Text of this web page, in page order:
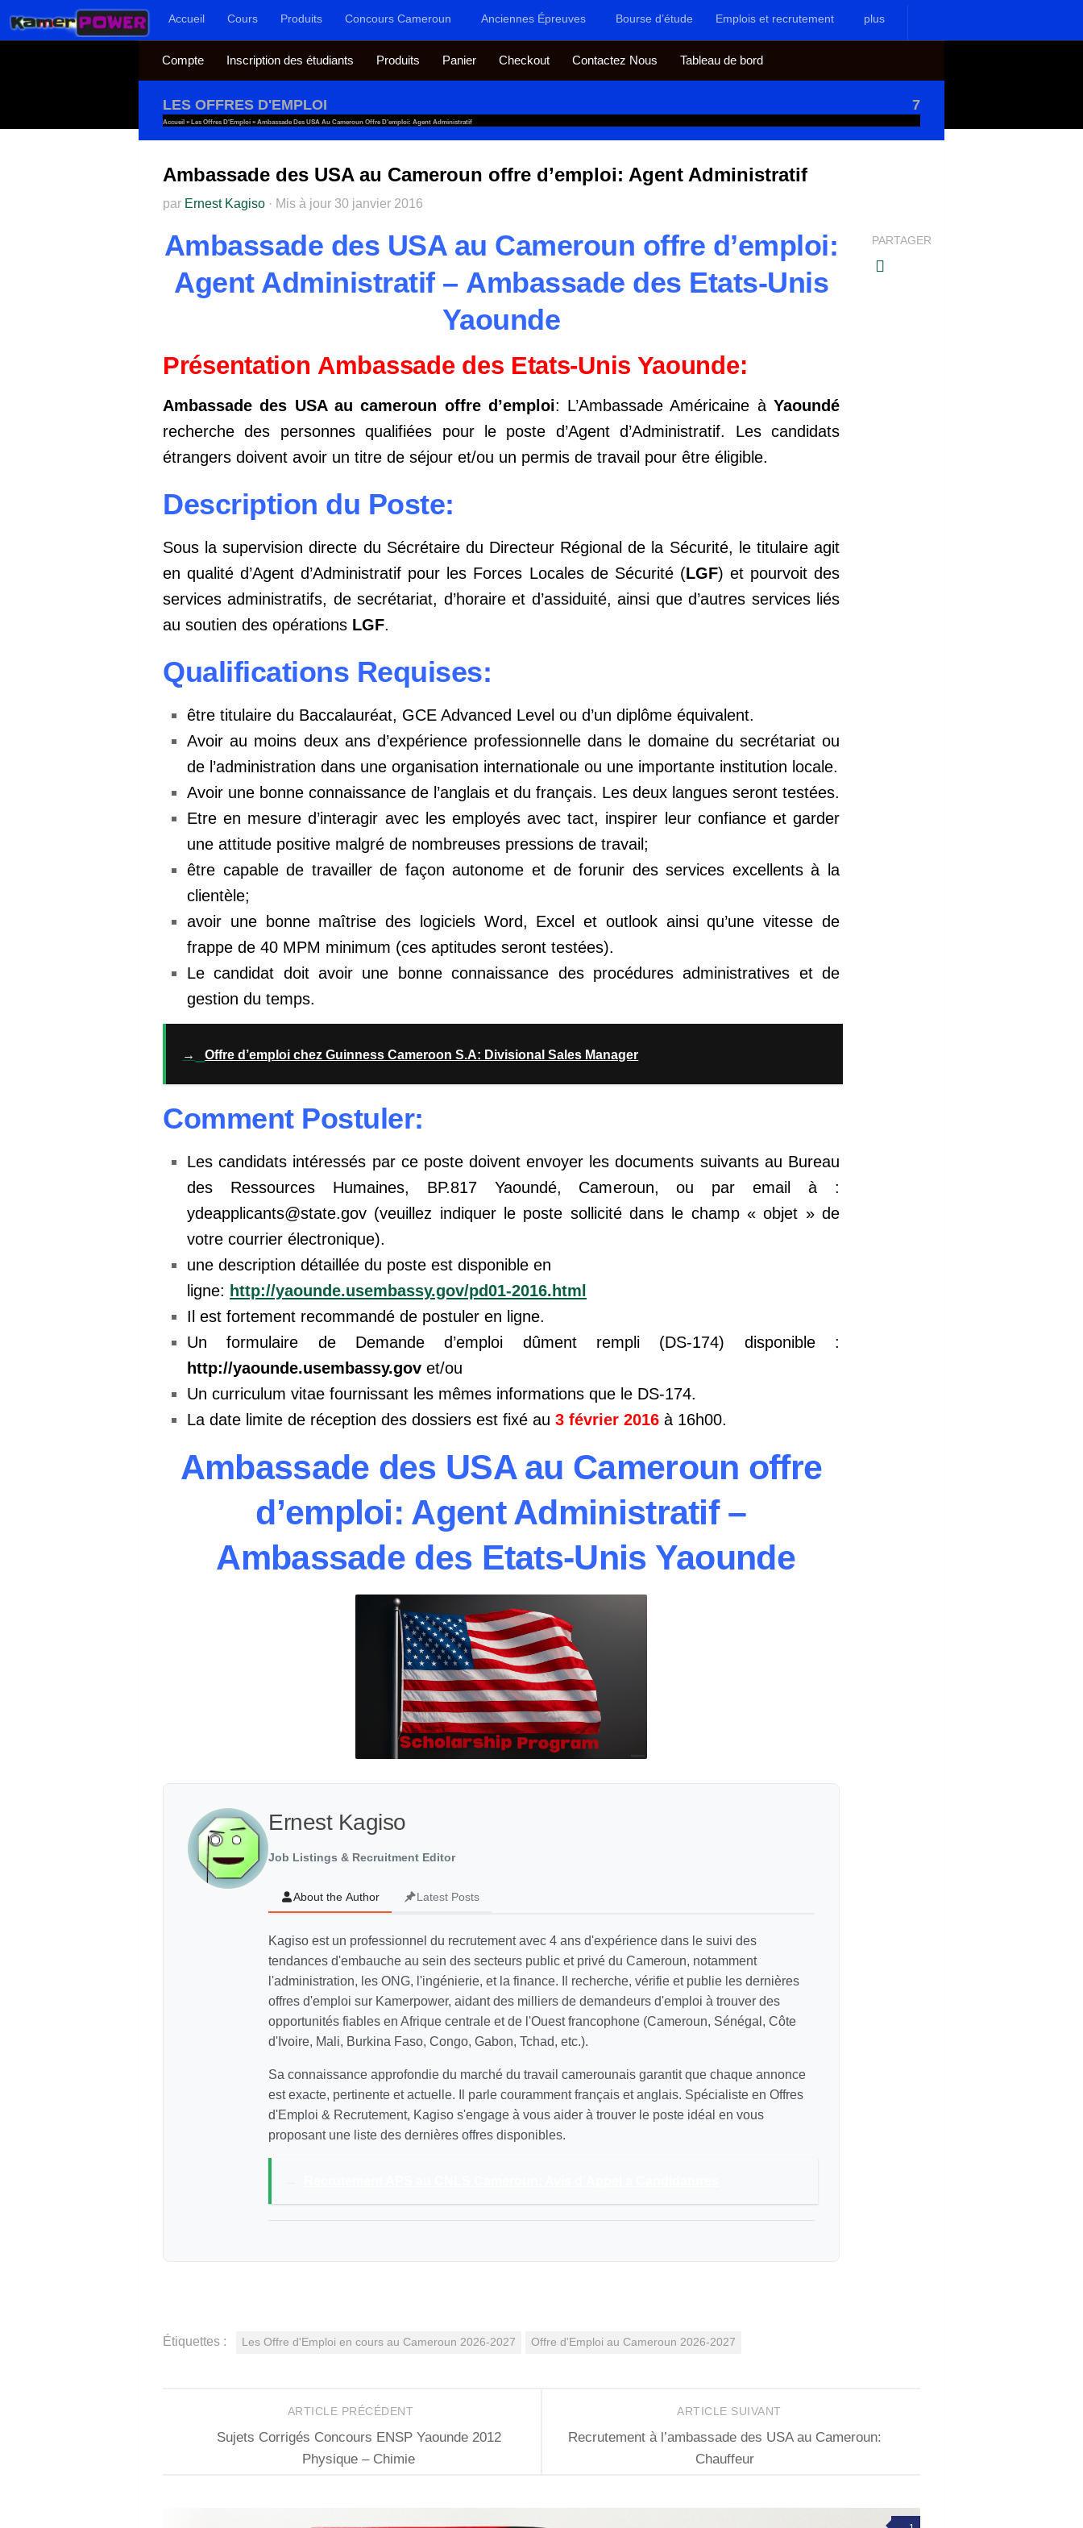
Au dessous du contenuAccueil Cours Produits Concours Cameroun Anciennes Épreuves Bourse d’étude Emplois et recrutement plus
Compte Inscription des étudiants Produits Panier Checkout Contactez Nous Tableau de bord
LES OFFRES D'EMPLOI 7
Accueil » Les Offres D'Emploi » Ambassade Des USA Au Cameroun Offre D’emploi: Agent Administratif
Ambassade des USA au Cameroun offre d’emploi: Agent Administratif
par Ernest Kagiso · Mis à jour 30 janvier 2016
Ambassade des USA au Cameroun offre d’emploi:
Agent Administratif – Ambassade des Etats-Unis
Yaounde
Présentation Ambassade des Etats-Unis Yaounde:
Ambassade des USA au cameroun offre d’emploi: L’Ambassade Américaine àYaoundé
recherche des personnes qualifiées pour le poste d’Agent d’Administratif. Les candidats
étrangers doivent avoir un titre de séjour et/ou un permis de travail pour être éligible.
Description du Poste:
Sous la supervision directe du Sécrétaire du Directeur Régional de la Sécurité, le titulaire agit
en qualité d’Agent d’Administratif pour les Forces Locales de Sécurité (LGF) et pourvoit des
services administratifs, de secrétariat, d’horaire et d’assiduité, ainsi que d’autres services liés
au soutien des opérations LGF.
Qualifications Requises:
être titulaire du Baccalauréat, GCE Advanced Level ou d’un diplôme équivalent.
Avoir au moins deux ans d’expérience professionnelle dans le domaine du secrétariat ou
de l’administration dans une organisation internationale ou une importante institution locale.
Avoir une bonne connaissance de l’anglais et du français. Les deux langues seront testées.
Etre en mesure d’interagir avec les employés avec tact, inspirer leur confiance et garder
une attitude positive malgré de nombreuses pressions de travail;
être capable de travailler de façon autonome et de forunir des services excellents à la
clientèle;
avoir une bonne maîtrise des logiciels Word, Excel et outlook ainsi qu’une vitesse de
frappe de 40 MPM minimum (ces aptitudes seront testées).
Le candidat doit avoir une bonne connaissance des procédures administratives et de
gestion du temps.
→ Offre d’emploi chez Guinness Cameroon S.A: Divisional Sales Manager
Comment Postuler:
Les candidats intéressés par ce poste doivent envoyer les documents suivants au Bureau
des Ressources Humaines, BP.817 Yaoundé, Cameroun, ou par email à :
ydeapplicants@state.gov (veuillez indiquer le poste sollicité dans le champ « objet » de
votre courrier électronique).
une description détaillée du poste est disponible en
ligne: http://yaounde.usembassy.gov/pd01-2016.html
Il est fortement recommandé de postuler en ligne.
Un formulaire de Demande d’emploi dûment rempli (DS-174) disponible :
http://yaounde.usembassy.gov et/ou
Un curriculum vitae fournissant les mêmes informations que le DS-174.
La date limite de réception des dossiers est fixé au 3 février 2016 à 16h00.
Ambassade des USA au Cameroun offre
d’emploi: Agent Administratif –
Ambassade des Etats-Unis Yaounde
Ernest Kagiso
Job Listings & Recruitment Editor
About the Author Latest Posts
Kagiso est un professionnel du recrutement avec 4 ans d'expérience dans le suivi des
tendances d'embauche au sein des secteurs public et privé du Cameroun, notamment
l'administration, les ONG, l'ingénierie, et la finance. Il recherche, vérifie et publie les dernières
offres d'emploi sur Kamerpower, aidant des milliers de demandeurs d'emploi à trouver des
opportunités fiables en Afrique centrale et de l'Ouest francophone (Cameroun, Sénégal, Côte
d'Ivoire, Mali, Burkina Faso, Congo, Gabon, Tchad, etc.).
Sa connaissance approfondie du marché du travail camerounais garantit que chaque annonce
est exacte, pertinente et actuelle. Il parle couramment français et anglais. Spécialiste en Offres
d'Emploi & Recrutement, Kagiso s'engage à vous aider à trouver le poste idéal en vous
proposant une liste des dernières offres disponibles.
PARTAGER
Étiquettes : Les Offre d'Emploi en cours au Cameroun 2026-2027 Offre d'Emploi au Cameroun 2026-2027
ARTICLE SUIVANT
Recrutement à l’ambassade des USA au Cameroun:
Chauffeur
ARTICLE PRÉCÉDENT
Sujets Corrigés Concours ENSP Yaounde 2012
Physique – Chimie